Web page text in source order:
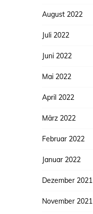
August 2022
Juli 2022
Juni 2022
Mai 2022
April 2022
März 2022
Februar 2022
Januar 2022
Dezember 2021
November 2021